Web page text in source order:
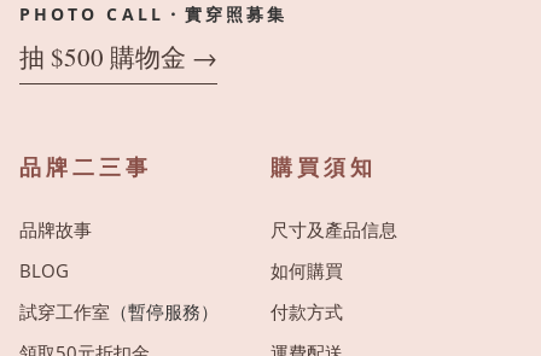
PHOTO CALL・實穿照募集
抽 $500 購物金 →
品牌二三事
品牌故事
BLOG
試穿工作室 （暫停服務）
購買須知
尺寸及產品信息
如何購買
付款方式